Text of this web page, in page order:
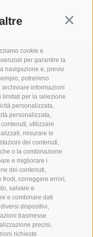
cookie e
per garantire la
navigazione e, previo
potremmo
informazioni
limitati per la selezione
personalizzata,
personalizzata,
utilizzare
misurare le
dei contenuti,
o la combinazione
e migliorare i
dei contenuti,
correggere errori,
salvare e
e combinare dati
dispositivi,
trasmesse
precisi,
richieste
SPORT E
MOMENTI
SCIARE
ESCURSIONI
ALTA
BIKE
FONDO